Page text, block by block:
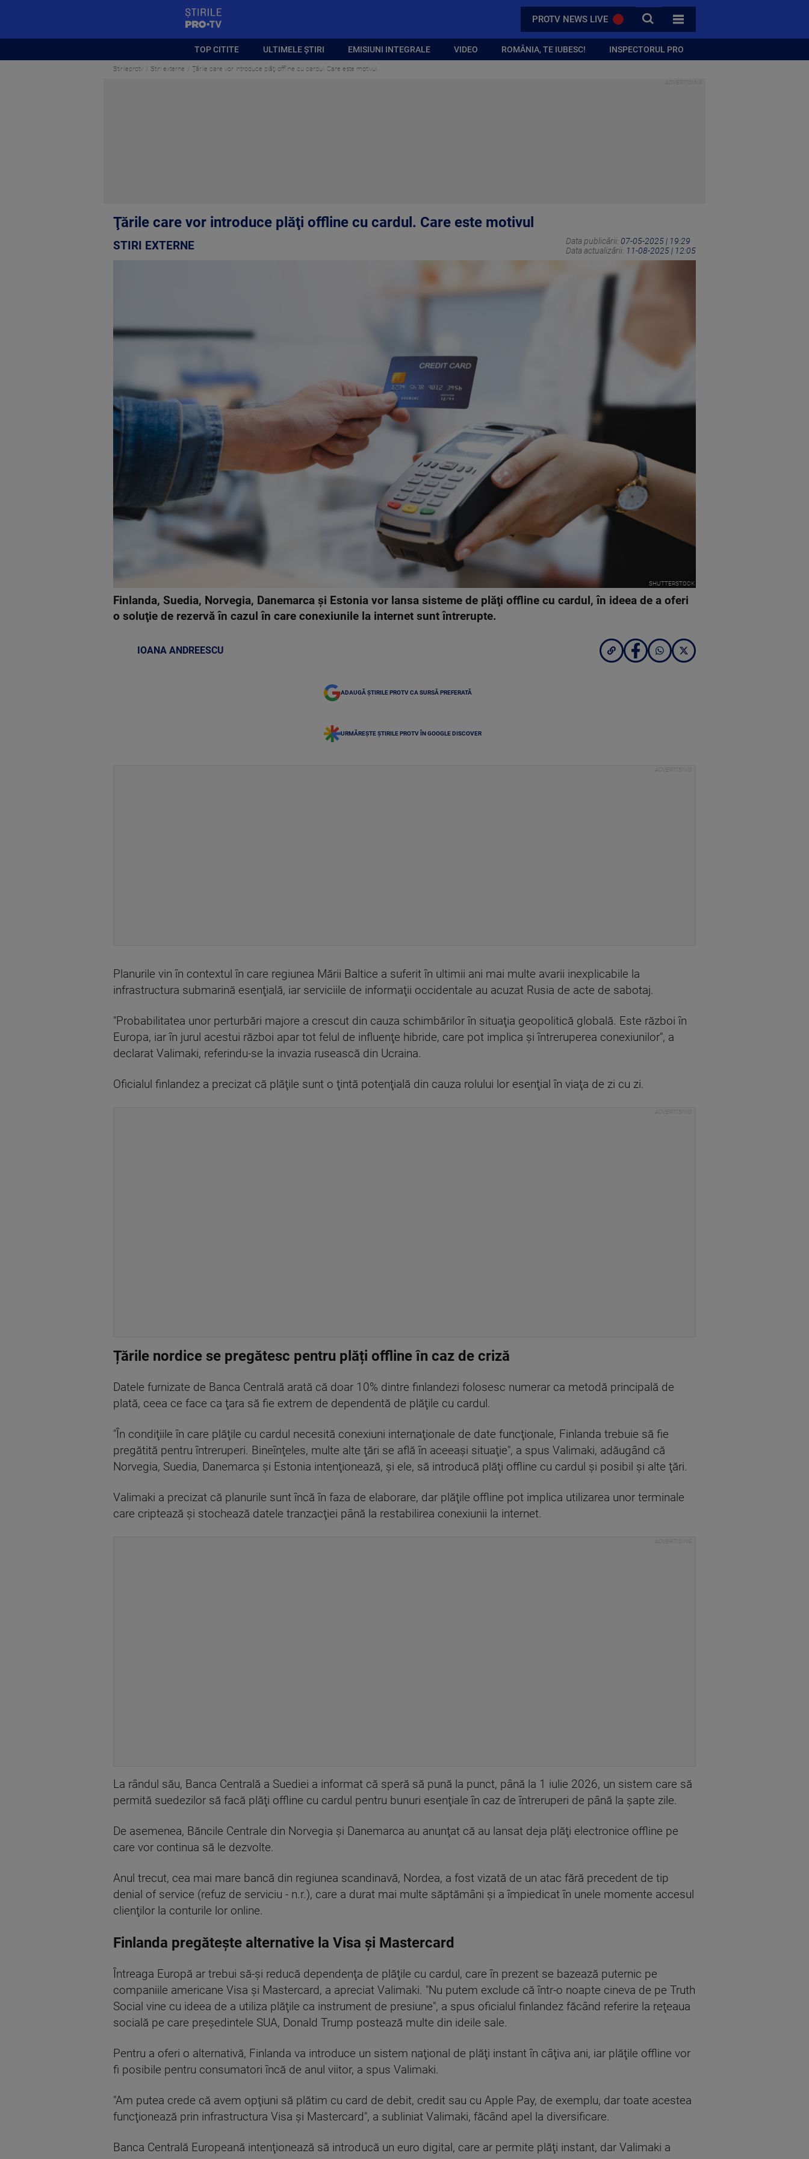
PROTV NEWS LIVE CAUTA
TOATE CATEGORIILE
TOP CITITE ULTIMELE ȘTIRI EMISIUNI INTEGRALE VIDEO ROMÂNIA, TE IUBESC! INSPECTORUL PRO
Stirileprotv Stiri externe Ţările care vor introduce plăţi offline cu cardul. Care este motivul
Ţările care vor introduce plăţi offline cu cardul. Care este motivul
STIRI EXTERNE Data publicării: 07-05-2025 | 19:29
Data actualizării: 11-08-2025 | 12:05
SHUTTERSTOCK
Finlanda, Suedia, Norvegia, Danemarca şi Estonia vor lansa sisteme de plăţi offline cu cardul, în ideea de a oferi
o soluţie de rezervă în cazul în care conexiunile la internet sunt întrerupte.
IOANA ANDREESCU
ADAUGĂ ȘTIRILE PROTV CA SURSĂ PREFERATĂ
URMĂREȘTE ȘTIRILE PROTV ÎN GOOGLE DISCOVER
Planurile vin în contextul în care regiunea Mării Baltice a suferit în ultimii ani mai multe avarii inexplicabile la
infrastructura submarină esenţială, iar serviciile de informaţii occidentale au acuzat Rusia de acte de sabotaj.
"Probabilitatea unor perturbări majore a crescut din cauza schimbărilor în situaţia geopolitică globală. Este război în
Europa, iar în jurul acestui război apar tot felul de influenţe hibride, care pot implica şi întreruperea conexiunilor", a
declarat Valimaki, referindu-se la invazia rusească din Ucraina.
Oficialul finlandez a precizat că plăţile sunt o ţintă potenţială din cauza rolului lor esenţial în viaţa de zi cu zi.
Țările nordice se pregătesc pentru plăți offline în caz de criză
Datele furnizate de Banca Centrală arată că doar 10% dintre finlandezi folosesc numerar ca metodă principală de
plată, ceea ce face ca ţara să fie extrem de dependentă de plăţile cu cardul.
"În condiţiile în care plăţile cu cardul necesită conexiuni internaţionale de date funcţionale, Finlanda trebuie să fie
pregătită pentru întreruperi. Bineînţeles, multe alte ţări se află în aceeaşi situaţie", a spus Valimaki, adăugând că
Norvegia, Suedia, Danemarca şi Estonia intenţionează, şi ele, să introducă plăţi offline cu cardul şi posibil şi alte ţări.
Valimaki a precizat că planurile sunt încă în faza de elaborare, dar plăţile offline pot implica utilizarea unor terminale
care criptează şi stochează datele tranzacţiei până la restabilirea conexiunii la internet.
La rândul său, Banca Centrală a Suediei a informat că speră să pună la punct, până la 1 iulie 2026, un sistem care să
permită suedezilor să facă plăţi offline cu cardul pentru bunuri esenţiale în caz de întreruperi de până la şapte zile.
De asemenea, Băncile Centrale din Norvegia şi Danemarca au anunţat că au lansat deja plăţi electronice offline pe
care vor continua să le dezvolte.
Anul trecut, cea mai mare bancă din regiunea scandinavă, Nordea, a fost vizată de un atac fără precedent de tip
denial of service (refuz de serviciu - n.r.), care a durat mai multe săptămâni şi a împiedicat în unele momente accesul
clienţilor la conturile lor online.
Finlanda pregătește alternative la Visa și Mastercard
Întreaga Europă ar trebui să-şi reducă dependenţa de plăţile cu cardul, care în prezent se bazează puternic pe
companiile americane Visa şi Mastercard, a apreciat Valimaki. "Nu putem exclude că într-o noapte cineva de pe Truth
Social vine cu ideea de a utiliza plăţile ca instrument de presiune", a spus oficialul finlandez făcând referire la reţeaua
socială pe care preşedintele SUA, Donald Trump postează multe din ideile sale.
Pentru a oferi o alternativă, Finlanda va introduce un sistem naţional de plăţi instant în câţiva ani, iar plăţile offline vor
fi posibile pentru consumatori încă de anul viitor, a spus Valimaki.
"Am putea crede că avem opţiuni să plătim cu card de debit, credit sau cu Apple Pay, de exemplu, dar toate acestea
funcţionează prin infrastructura Visa şi Mastercard", a subliniat Valimaki, făcând apel la diversificare.
Banca Centrală Europeană intenţionează să introducă un euro digital, care ar permite plăţi instant, dar Valimaki a